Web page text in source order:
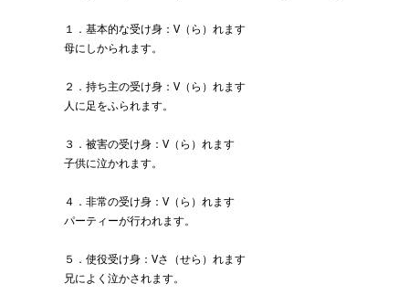
１．基本的な受け身：V（ら）れます
母にしかられます。
２．持ち主の受け身：V（ら）れます
人に足をふられます。
３．被害の受け身：V（ら）れます
子供に泣かれます。
４．非常の受け身：V（ら）れます
パーティーが行われます。
５．使役受け身：Vさ（せら）れます
兄によく泣かされます。